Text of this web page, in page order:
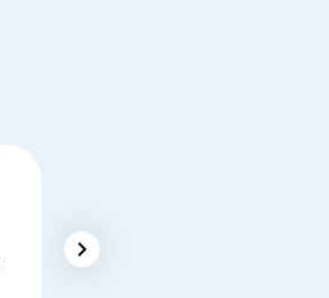
chevron_right